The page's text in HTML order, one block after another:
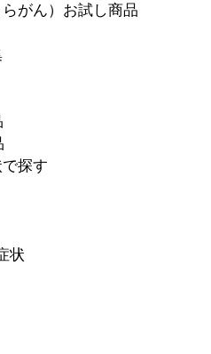
がん）お試し商品
探す
状